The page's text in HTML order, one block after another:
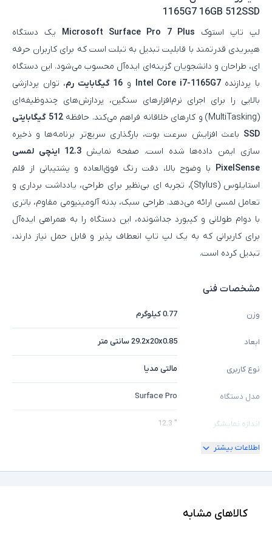
1165G7 16GB 512SSD
لپ‌ تاپ استوک Microsoft Surface Pro 7 Plus یک دستگاه
هیبریدی قدرتمند با قابلیت تبدیل به تبلت است که برای کاربران حرفه‌
ای، طراحان و دانشجویان گزینه‌ای ایده‌آل محسوب می‌شود. این دستگاه
با پردازندهIntel Core i7-1165G7 و 16 گیگابایت رم
، توان پردازشی
بالایی را برای اجرای نرم‌افزارهای سنگین، پردازش‌های چندوظیفه‌ای
(MultiTasking) و کارهای خلاقانه فراهم می‌کند. حافظه
512 گیگابایتی
SSD باعث افزایش سرعت بوت، بارگذاری سریع‌تر برنامه‌ها و ذخیره‌
سازی ایمن داده‌ها شده است. صفحه‌ نمایش
12.3 اینچی لمسی
PixelSense با وضوح بالا، دقت رنگ فوق‌العاده و پشتیبانی از قلم
استایلوس (Stylus)، تجربه‌ ای بی‌نظیر برای طراحی، یادداشت‌ برداری و
تعامل لمسی ارائه می‌دهد. طراحی سبک، بدنه آلومینیومی مقاوم، باتری
با دوام طولانی و کیبورد جداشونده، این دستگاه را به همراهی ایده‌آل
برای کاربرانی که به یک لپ‌ تاپ انعطاف‌ پذیر و قابل‌ حمل نیاز دارند،
تبدیل کرده است.
مشخصات فنی
وزن 0.77 کیلوگرم
ابعاد 29.2x20x0.85 سانتی متر
نوع کاربری مالتی مدیا
مدل دستگاه Surface Pro
اندازه نمایشگر " 12.3
امکان چرخش
اطلاعات بیشتر
کالاهای مشابه